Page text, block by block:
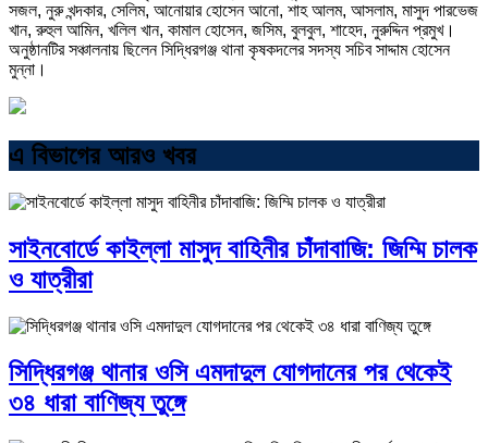
সজল, নুরু খন্দকার, সেলিম, আনোয়ার হোসেন আনো, শাহ আলম, আসলাম, মাসুদ পারভেজ
খান, রুহুল আমিন, খলিল খান, কামাল হোসেন, জসিম, বুলবুল, শাহেদ, নুরুদ্দিন প্রমুখ।
অনুষ্ঠানটির সঞ্চালনায় ছিলেন সিদ্ধিরগঞ্জ থানা কৃষকদলের সদস্য সচিব সাদ্দাম হোসেন
মুন্না।
এ বিভাগের আরও খবর
সাইনবোর্ডে কাইল্লা মাসুদ বাহিনীর চাঁদাবাজি: জিম্মি চালক
ও যাত্রীরা
সিদ্ধিরগঞ্জ থানার ওসি এমদাদুল যোগদানের পর থেকেই
৩৪ ধারা বাণিজ্য তুঙ্গে